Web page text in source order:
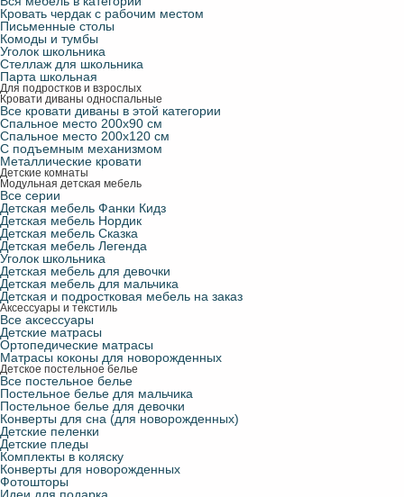
Кровать чердак с рабочим местом
Письменные столы
Комоды и тумбы
Уголок школьника
Стеллаж для школьника
Парта школьная
Для подростков и взрослых
Кровати диваны односпальные
Все кровати диваны в этой категории
Спальное место 200х90 см
Спальное место 200х120 см
С подъемным механизмом
Металлические кровати
Детские комнаты
Модульная детская мебель
Все серии
Детская мебель Фанки Кидз
Детская мебель Нордик
Детская мебель Сказка
Детская мебель Легенда
Уголок школьника
Детская мебель для девочки
Детская мебель для мальчика
Детская и подростковая мебель на заказ
Аксессуары и текстиль
Все аксессуары
Детские матрасы
Ортопедические матрасы
Матрасы коконы для новорожденных
Детское постельное белье
Все постельное белье
Постельное белье для мальчика
Постельное белье для девочки
Конверты для сна (для новорожденных)
Детские пеленки
Детские пледы
Комплекты в коляску
Конверты для новорожденных
Фотошторы